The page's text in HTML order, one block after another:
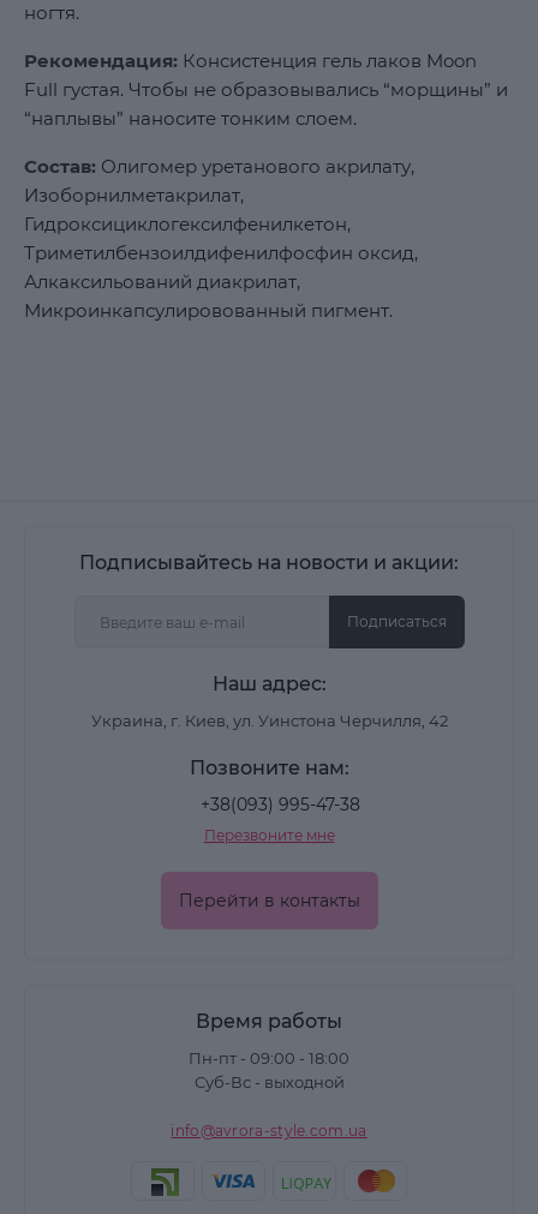
ногтя.
Рекомендация: Консистенция гель лаков Moon
Full густая. Чтобы не образовывались “морщины” и
“наплывы” наносите тонким слоем.
Состав: Олигомер уретанового акрилату,
Изоборнилметакрилат,
Гидроксициклогексилфенилкетон,
Триметилбензоилдифенилфосфин оксид,
Алкаксильований диакрилат,
Микроинкапсулировованный пигмент.
Подписывайтесь на новости и акции:
Подписаться
Наш адрес:
Украина, г. Киев, ул. Уинстона Черчилля, 42
Позвоните нам:
+38(093) 995-47-38
Перезвоните мне
Перейти в контакты
Время работы
Пн-пт - 09:00 - 18:00
Суб-Вс - выходной
info@avrora-style.com.ua